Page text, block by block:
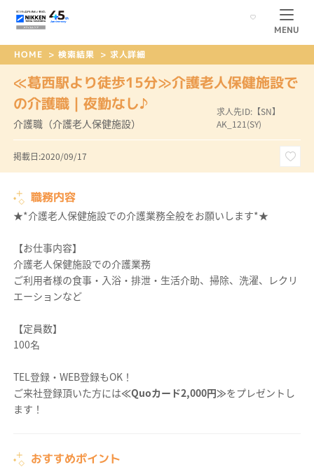
MENU
HOME > 検索結果 > 求人詳細
≪葛西駅より徒歩15分≫介護老人保健施設で
の介護職｜夜勤なし♪
介護職（介護老人保健施設）
求人先ID:【SN】
AK_121(SY)
掲載日:2020/09/17
職務内容
★*介護老人保健施設での介護業務全般をお願いします*★
【お仕事内容】
介護老人保健施設での介護業務
ご利用者様の食事・入浴・排泄・生活介助、掃除、洗濯、レクリ
エーションなど
【定員数】
100名
TEL登録・WEB登録もOK！
ご来社登録頂いた方には≪Quoカード2,000円≫をプレゼントし
ます！
おすすめポイント